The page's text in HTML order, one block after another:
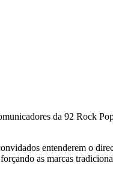
da 92 Rock
entenderem o
as marcas